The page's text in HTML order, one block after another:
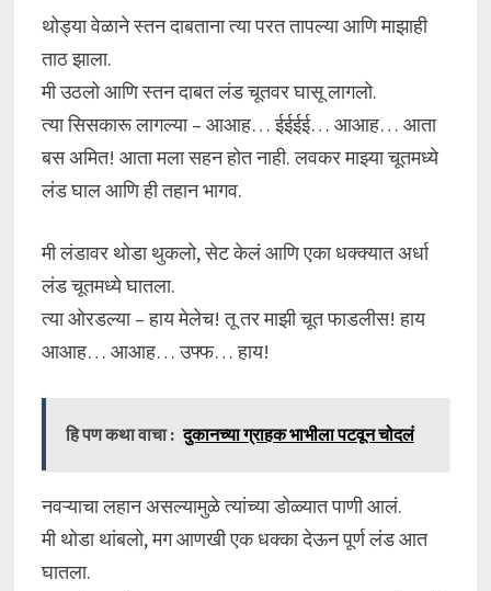
थोड्या वेळाने स्तन दाबताना त्या परत तापल्या आणि माझाही
ताठ झाला.
मी उठलो आणि स्तन दाबत लंड चूतवर घासू लागलो.
त्या सिसकारू लागल्या – आआह… ईईईई… आआह… आता
बस अमित! आता मला सहन होत नाही. लवकर माझ्या चूतमध्ये
लंड घाल आणि ही तहान भागव.
मी लंडावर थोडा थुकलो, सेट केलं आणि एका धक्क्यात अर्धा
लंड चूतमध्ये घातला.
त्या ओरडल्या – हाय मेलेच! तू तर माझी चूत फाडलीस! हाय
आआह… आआह… उफ्फ… हाय!
हि पण कथा वाचा : दुकानच्या ग्राहक भाभीला पटवून चोदलं
नवऱ्याचा लहान असल्यामुळे त्यांच्या डोळ्यात पाणी आलं.
मी थोडा थांबलो, मग आणखी एक धक्का देऊन पूर्ण लंड आत
घातला.